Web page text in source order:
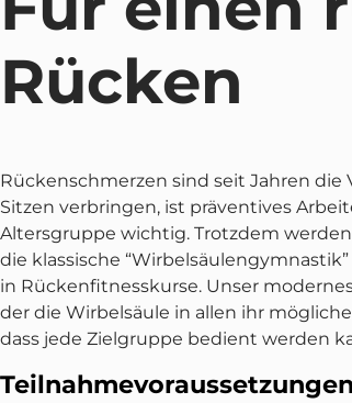
Rücken
Rückenschmerzen sind seit Jahren
Sitzen verbringen, ist präventives
Altersgruppe wichtig. Trotzdem
die klassische
in Rückenfitnesskurse. Unser
der die Wirbelsäule in allen ihr
dass jede Zielgruppe bedient werden
Teilnahmevoraussetzungen